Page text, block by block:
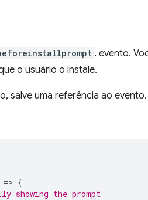
. evento.
o usuário o instale.
salve uma referência ao
=> {
showing the prompt